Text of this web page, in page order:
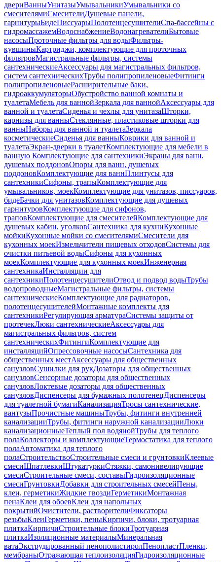
двериВанныУнитазыУмывальникиУмывальники со
смесителямиСмесителиДушевые панели,
гарнитурыБидеПиссуарыПолотенцесушителиСпа-бассейны с
гидромассажемВодоснабжениеВодонагревателиБытовые
насосыПроточные фильтры для водыФильтры-
кувшиныКартриджи, комплектующие для проточных
фильтровМагистральные фильтры, системы
сантехническиеАксессуары для магистральных фильтров,
систем сантехническихТрубы полипропиленовыеФитинги
полипропиленовыеРасширительные баки,
гидроаккумуляторыОбустройство ванной комнаты и
туалетаМебель для ваннойЗеркала для ваннойАксессуары для
ванной и туалетаСиденья и чехлы для унитазаШторки,
карнизы для ванныСтеклянные, пластиковые шторки для
ванныНаборы для ванной и туалетаЗеркала
косметическиеСиденья для ванныКоврики для ванной и
туалетаЭкран-дверки в туалетКомплектующие для мебели в
ванную Комплектующие для сантехникиЭкраны для ванн,
душевых поддоновОпоры для ванн, душевых
поддоновКомплектующие для ваннПлинтусы для
сантехникиСифоны, трапыКомплектующие для
умывальников, моекКомплектующие для унитазов, писсуаров,
бидеБачки для унитазовКомплектующие для душевых
гарнитуровКомплектующие для сифонов,
траповКомплектующие для смесителейКомплектующие для
душевых кабин, уголковСантехника для кухниКухонные
мойкиКухонные мойки со смесителямиСмесители для
кухонных моекИзмельчители пищевых отходовСистемы для
очистки питьевой водыСифоны для кухонных
моекКомплектующие для кухонных моекИнженерная
сантехникаИнсталляции для
сантехникиПолотенцесушителиОтвод и подвод водыТрубы
водопроводныеМагистральные фильтры, системы
сантехническиеКомплектующие для радиаторов,
полотенцесушителейМонтажные комплекты для
сантехникиРегулирующая арматураСистемы защиты от
протечекЛюки сантехническиеАксессуары для
магистральных фильтров, систем
сантехническихФитингиКомплектующие для
инсталляцийОпрессовочные насосыСантехника для
общественных местАксессуары для общественных
санузловСушилки для рукДозаторы для общественных
санузловСенсорные дозаторы для общественных
санузловЛоктевые дозаторы для общественных
санузловДиспенсеры для бумажных полотенецДиспенсеры
для туалетной бумагиКанализацияТросы сантехнические,
вантузыПрочистные машиныТрубы, фитинги внутренней
канализацииТрубы, фитинги наружной канализацииЛюки
канализационныеТеплый пол водянойТрубы для теплого
полаКоллекторы и комплектующиеТермостатика для теплого
полаАвтоматика для теплого
полаСтроительствоСтроительные смеси и грунтовкиКлеевые
смесиШпатлевкиШтукатуркиСтяжки, самонивелирующие
смесиСтроительные смеси, составыГидроизоляционные
смесиГрунтовкиДобавки для строительных смесейПены,
клеи, герметикиЖидкие гвоздиГерметикиМонтажная
пенаКлеи для обоевКлеи для напольных
покрытийОчистители, растворителиФиксаторы
резьбыКлеиГерметики, пеныКирпичи, блоки, тротуарная
плиткаКирпичиСтроительные блокиТротуарная
плиткаИзоляционные материалыМинеральная
ватаЭкструдированный пенополистиролПенопластПленки,
мембраныОтражающая теплоизоляцияГидроизоляционные